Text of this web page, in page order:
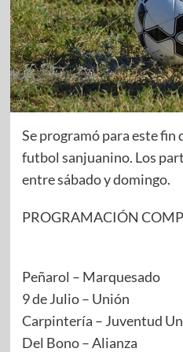
Se programó para este fin
futbol sanjuanino. Los
entre sábado y domingo.
PROGRAMACIÓN
Peñarol – Marquesado
9 de Julio – Unión
Carpintería – Juventud
Del Bono – Alianza